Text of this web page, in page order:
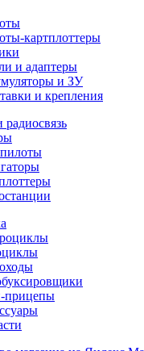
картплоттеры
и адаптеры
и ЗУ
и крепления
прицепы